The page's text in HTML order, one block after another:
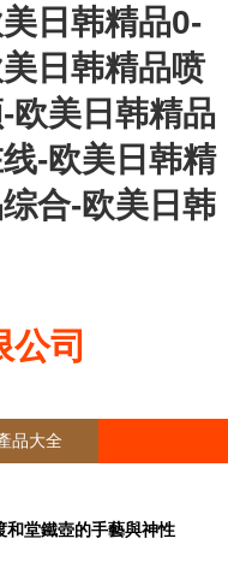
日韩精品0-
日韩精品喷
欧美日韩精品
-欧美日韩精
合-欧美日韩
司
品大全
和堂鐵壺的手藝與神性